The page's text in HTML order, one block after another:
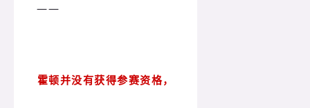
——
霍顿并没有获得参赛资格，